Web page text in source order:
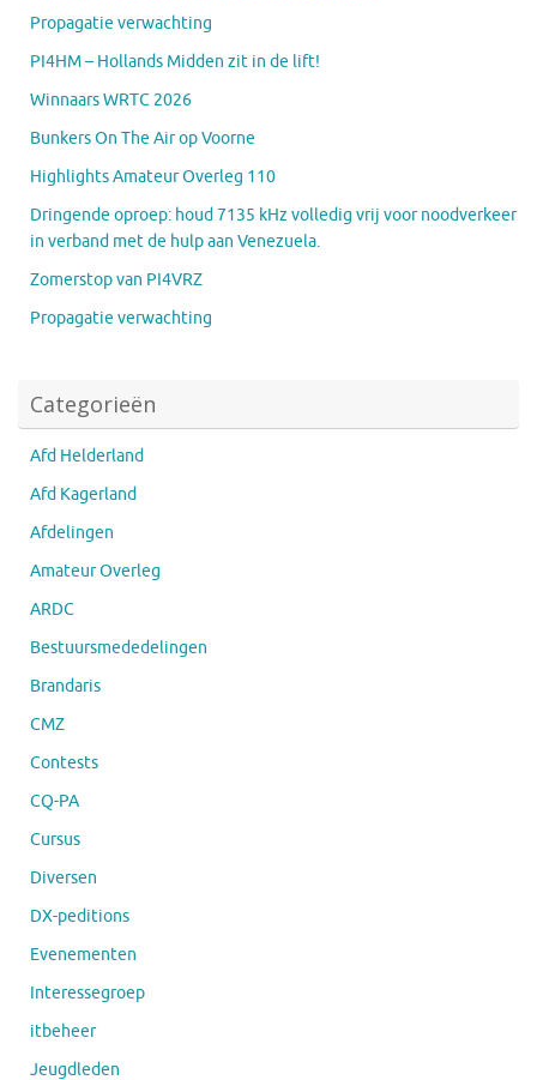
Propagatie verwachting
PI4HM – Hollands Midden zit in de lift!
Winnaars WRTC 2026
Bunkers On The Air op Voorne
Highlights Amateur Overleg 110
Dringende oproep: houd 7135 kHz volledig vrij voor noodverkeer
in verband met de hulp aan Venezuela.
Zomerstop van PI4VRZ
Propagatie verwachting
Categorieën
Afd Helderland
Afd Kagerland
Afdelingen
Amateur Overleg
ARDC
Bestuursmededelingen
Brandaris
CMZ
Contests
CQ-PA
Cursus
Diversen
DX-peditions
Evenementen
Interessegroep
itbeheer
Jeugdleden